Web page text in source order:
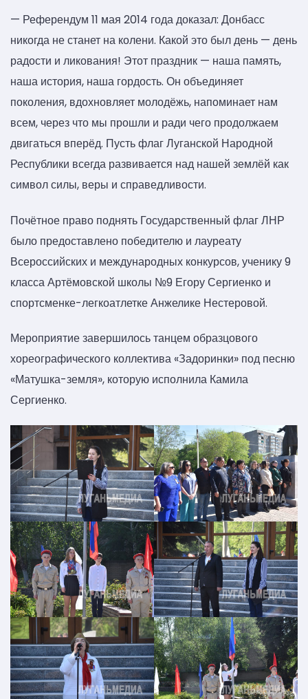
— Референдум 11 мая 2014 года доказал: Донбасс
никогда не станет на колени. Какой это был день — день
радости и ликования! Этот праздник — наша память,
наша история, наша гордость. Он объединяет
поколения, вдохновляет молодёжь, напоминает нам
всем, через что мы прошли и ради чего продолжаем
двигаться вперёд. Пусть флаг Луганской Народной
Республики всегда развивается над нашей землёй как
символ силы, веры и справедливости.
Почётное право поднять Государственный флаг ЛНР
было предоставлено победителю и лауреату
Всероссийских и международных конкурсов, ученику 9
класса Артёмовской школы №9 Егору Сергиенко и
спортсменке-легкоатлетке Анжелике Нестеровой.
Мероприятие завершилось танцем образцового
хореографического коллектива «Задоринки» под песню
«Матушка-земля», которую исполнила Камила
Сергиенко.